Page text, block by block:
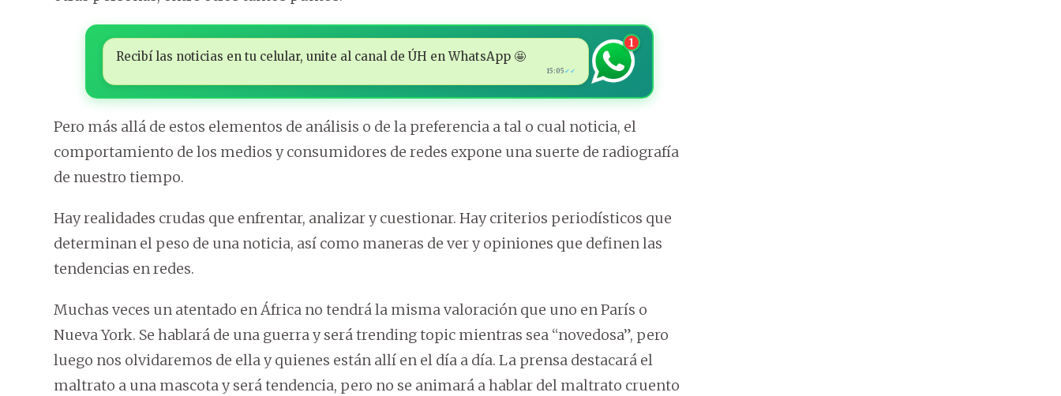
Recibí las noticias en tu celular, unite al canal de ÚH en WhatsApp 🤩
15:05 ✓✓
1
Pero más allá de estos elementos de análisis o de la preferencia a tal o cual noticia, el
comportamiento de los medios y consumidores de redes expone una suerte de radiografía
de nuestro tiempo.
Hay realidades crudas que enfrentar, analizar y cuestionar. Hay criterios periodísticos que
determinan el peso de una noticia, así como maneras de ver y opiniones que definen las
tendencias en redes.
Muchas veces un atentado en África no tendrá la misma valoración que uno en París o
Nueva York. Se hablará de una guerra y será trending topic mientras sea “novedosa”, pero
luego nos olvidaremos de ella y quienes están allí en el día a día. La prensa destacará el
maltrato a una mascota y será tendencia, pero no se animará a hablar del maltrato cruento